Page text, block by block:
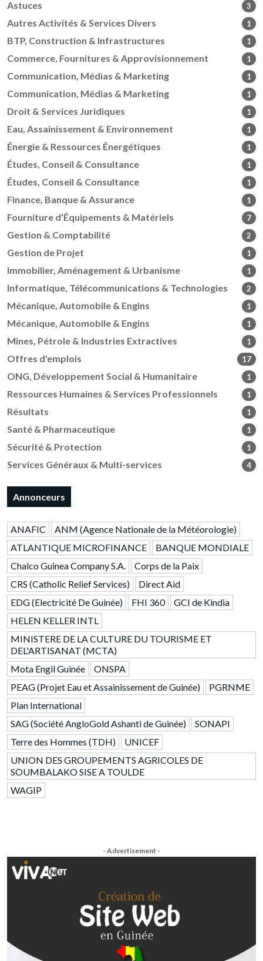
Astuces 3
Autres Activités & Services Divers 1
BTP, Construction & Infrastructures 1
Commerce, Fournitures & Approvisionnement 1
Communication, Médias & Marketing 1
Communication, Médias & Marketing 1
Droit & Services Juridiques 1
Eau, Assainissement & Environnement 1
Énergie & Ressources Énergétiques 1
Études, Conseil & Consultance 1
Études, Conseil & Consultance 1
Finance, Banque & Assurance 1
Fourniture d’Équipements & Matériels 7
Gestion & Comptabilité 2
Gestion de Projet 1
Immobilier, Aménagement & Urbanisme 1
Informatique, Télécommunications & Technologies 2
Mécanique, Automobile & Engins 1
Mécanique, Automobile & Engins 1
Mines, Pétrole & Industries Extractives 1
Offres d'emplois 17
ONG, Développement Social & Humanitaire 1
Ressources Humaines & Services Professionnels 1
Résultats 1
Santé & Pharmaceutique 1
Sécurité & Protection 1
Services Généraux & Multi-services 4
Annonceurs
ANAFIC
ANM (Agence Nationale de la Météorologie)
ATLANTIQUE MICROFINANCE
BANQUE MONDIALE
Chalco Guinea Company S.A.
Corps de la Paix
CRS (Catholic Relief Services)
Direct Aid
EDG (Electricité De Guinée)
FHI 360
GCI de Kindia
HELEN KELLER INTL
MINISTERE DE LA CULTURE DU TOURISME ET
DEL'ARTISANAT (MCTA)
Mota Engil Guinée
ONSPA
PEAG (Projet Eau et Assainissement de Guinée)
PGRNME
Plan International
SAG (Société AngloGold Ashanti de Guinée)
SONAPI
Terre des Hommes (TDH)
UNICEF
UNION DES GROUPEMENTS AGRICOLES DE
SOUMBALAKO SISE A TOULDE
WAGIP
- Advertisement -